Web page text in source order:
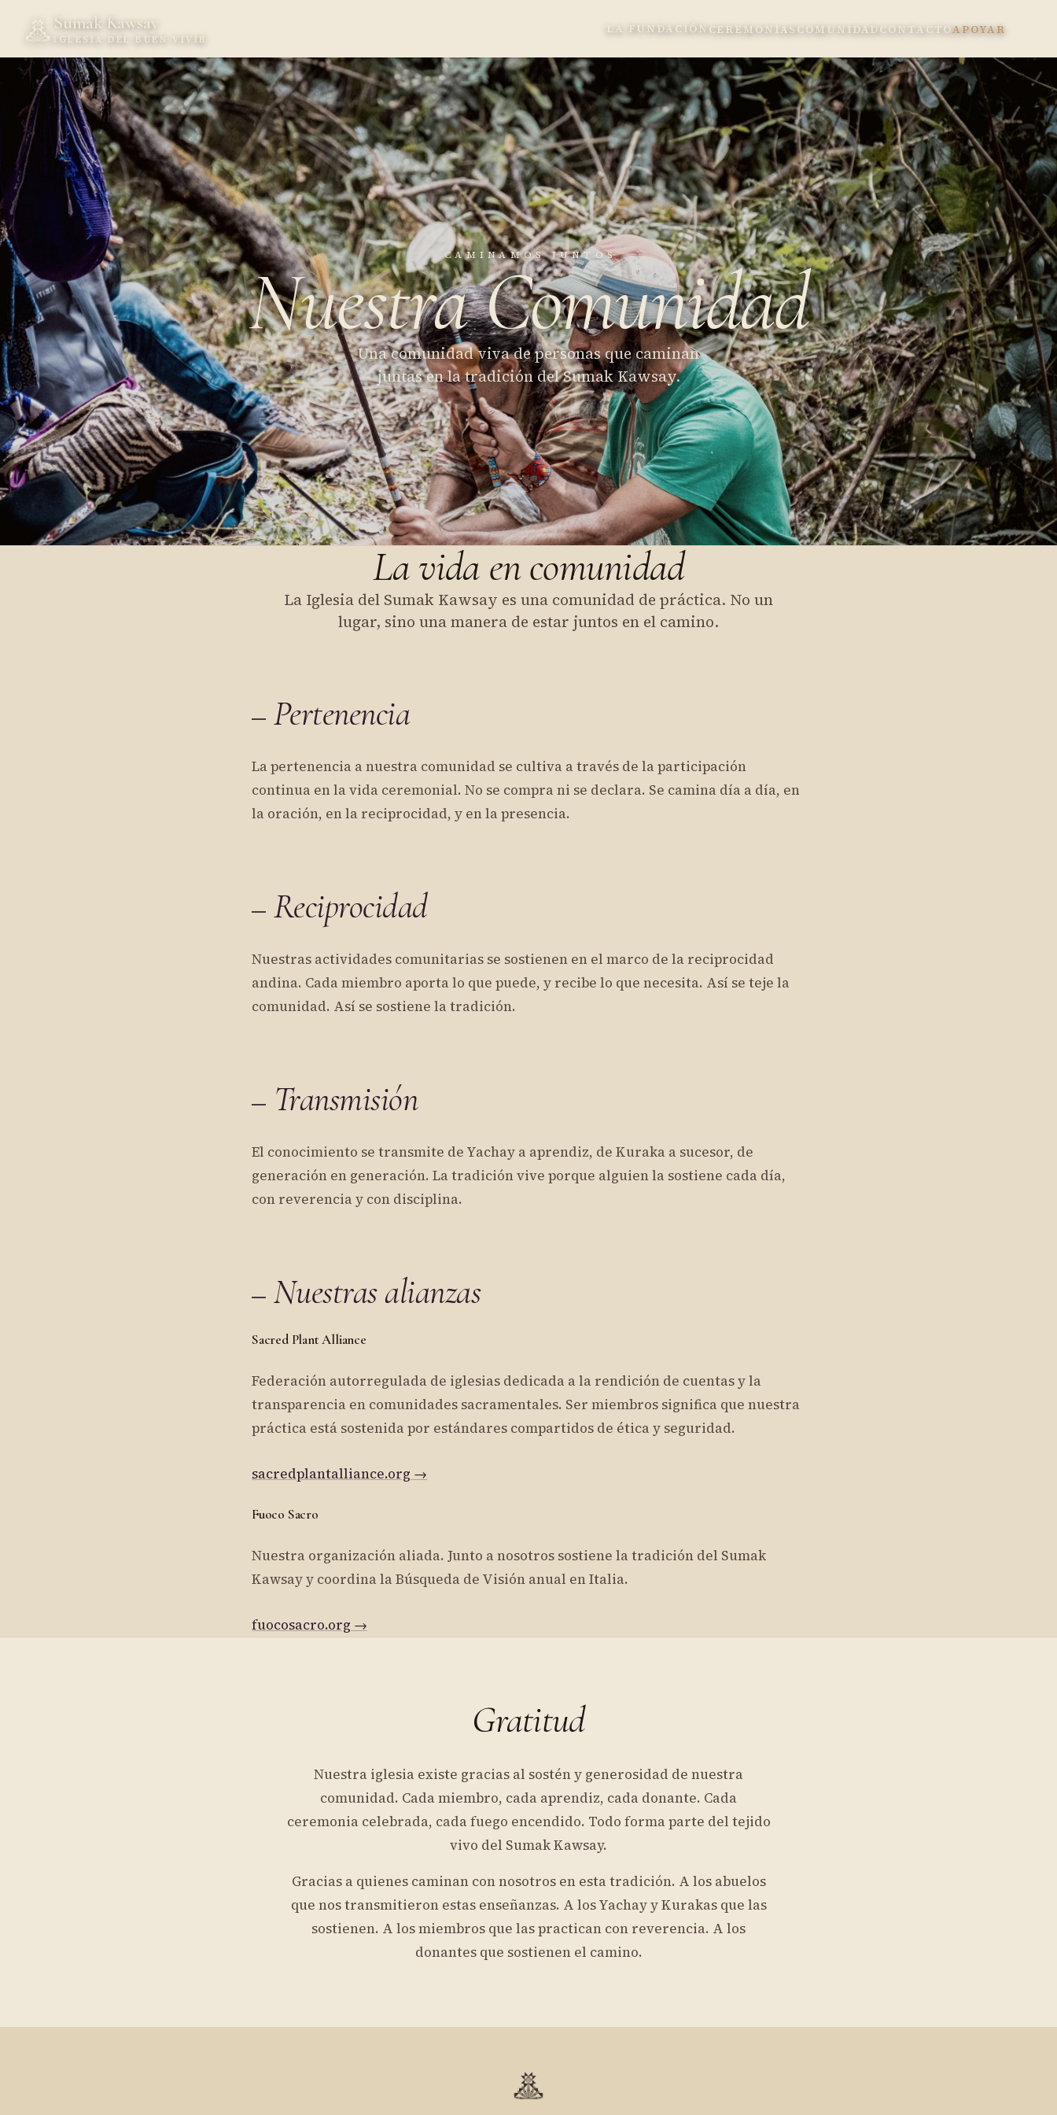
Sumak Kawsay
IGLESIA DEL BUEN VIVIR
LA FUNDACIÓNCEREMONIASCOMUNIDADCONTACTOAPOYAR
CAMINAMOS JUNTOS
Nuestra Comunidad
Una comunidad viva de personas que caminan
juntas en la tradición del Sumak Kawsay.
La vida en comunidad
La Iglesia del Sumak Kawsay es una comunidad de práctica. No un
lugar, sino una manera de estar juntos en el camino.
Pertenencia
La pertenencia a nuestra comunidad se cultiva a través de la participación
continua en la vida ceremonial. No se compra ni se declara. Se camina día a día, en
la oración, en la reciprocidad, y en la presencia.
Reciprocidad
Nuestras actividades comunitarias se sostienen en el marco de la reciprocidad
andina. Cada miembro aporta lo que puede, y recibe lo que necesita. Así se teje la
comunidad. Así se sostiene la tradición.
Transmisión
El conocimiento se transmite de Yachay a aprendiz, de Kuraka a sucesor, de
generación en generación. La tradición vive porque alguien la sostiene cada día,
con reverencia y con disciplina.
Nuestras alianzas
Sacred Plant Alliance
Federación autorregulada de iglesias dedicada a la rendición de cuentas y la
transparencia en comunidades sacramentales. Ser miembros significa que nuestra
práctica está sostenida por estándares compartidos de ética y seguridad.
sacredplantalliance.org →
Fuoco Sacro
Nuestra organización aliada. Junto a nosotros sostiene la tradición del Sumak
Kawsay y coordina la Búsqueda de Visión anual en Italia.
fuocosacro.org →
Gratitud
Nuestra iglesia existe gracias al sostén y generosidad de nuestra
comunidad. Cada miembro, cada aprendiz, cada donante. Cada
ceremonia celebrada, cada fuego encendido. Todo forma parte del tejido
vivo del Sumak Kawsay.
Gracias a quienes caminan con nosotros en esta tradición. A los abuelos
que nos transmitieron estas enseñanzas. A los Yachay y Kurakas que las
sostienen. A los miembros que las practican con reverencia. A los
donantes que sostienen el camino.